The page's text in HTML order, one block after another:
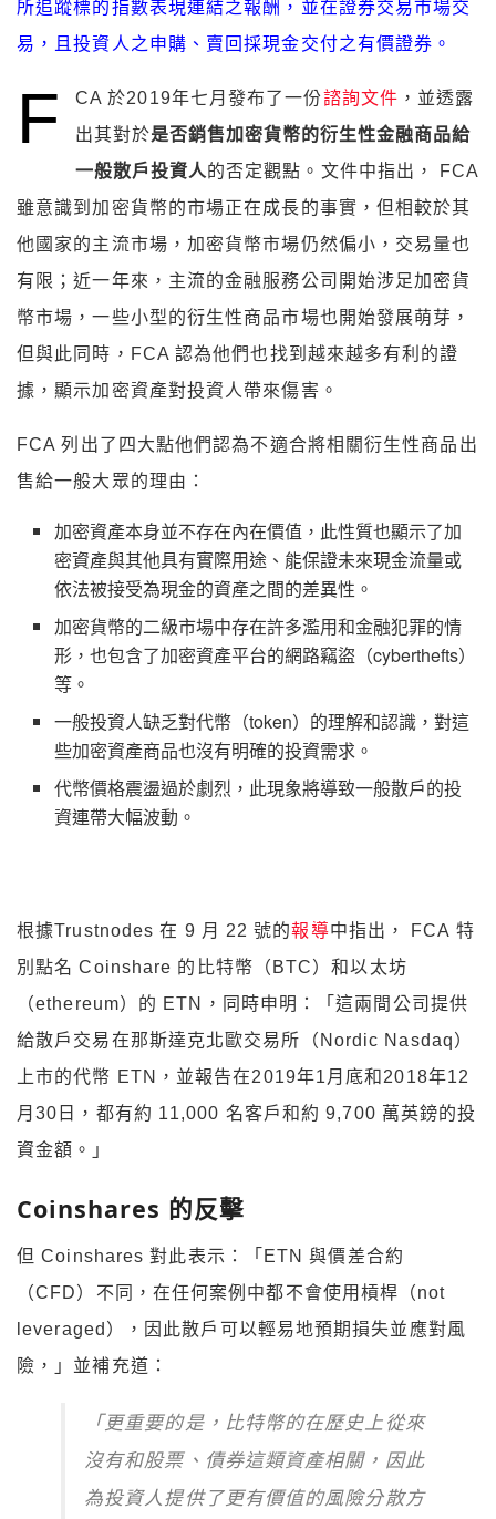
所追蹤標的指數表現連結之報酬，並在證券交易市場交
易，且投資人之申購、賣回採現金交付之有價證券。
F CA 於2019年七月發布了一份諮詢文件 ，並透露
出其對於是否銷售加密貨幣的衍生性金融商品給
一般散戶投資人的否定觀點。文件中指出， FCA
雖意識到加密貨幣的市場正在成長的事實，但相較於其
他國家的主流市場，加密貨幣市場仍然偏小，交易量也
有限；近一年來，主流的金融服務公司開始涉足加密貨
幣市場，一些小型的衍生性商品市場也開始發展萌芽，
但與此同時，FCA 認為他們也找到越來越多有利的證
據，顯示加密資產對投資人帶來傷害。
FCA 列出了四大點他們認為不適合將相關衍生性商品出
售給一般大眾的理由：
加密資產本身並不存在內在價值，此性質也顯示了加
密資產與其他具有實際用途、能保證未來現金流量或
依法被接受為現金的資產之間的差異性。
加密貨幣的二級市場中存在許多濫用和金融犯罪的情
形，也包含了加密資產平台的網路竊盜（cyberthefts）
等。
一般投資人缺乏對代幣（token）的理解和認識，對這
些加密資產商品也沒有明確的投資需求。
代幣價格震盪過於劇烈，此現象將導致一般散戶的投
資連帶大幅波動。
根據Trustnodes 在 9 月 22 號的報導中指出， FCA 特
別點名 Coinshare 的比特幣（BTC）和以太坊
（ethereum）的 ETN，同時申明：「這兩間公司提供
給散戶交易在那斯達克北歐交易所（Nordic Nasdaq）
上市的代幣 ETN，並報告在2019年1月底和2018年12
月30日，都有約 11,000 名客戶和約 9,700 萬英鎊的投
資金額。」
Coinshares 的反擊
但 Coinshares 對此表示：「ETN 與價差合約
（CFD）不同，在任何案例中都不會使用槓桿（not
leveraged），因此散戶可以輕易地預期損失並應對風
險，」並補充道：
「更重要的是，比特幣的在歷史上從來
沒有和股票、債券這類資產相關，因此
為投資人提供了更有價值的風險分散方